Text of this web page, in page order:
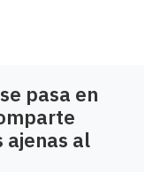
pasa en
ajenas al